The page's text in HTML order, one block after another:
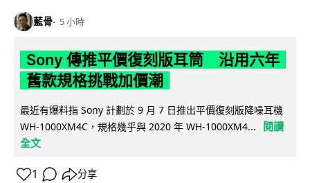
藍骨 5 小時
Sony 傳推平價復刻版耳筒 沿用六年
舊款規格挑戰加價潮
最近有爆料指 Sony 計劃於 9 月 7 日推出平價復刻版降噪耳機
WH-1000XM4C，規格幾乎與 2020 年 WH-1000XM4...
閱讀
全文
1 分享